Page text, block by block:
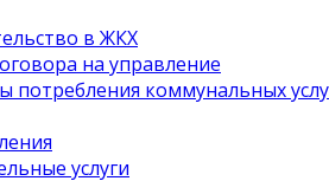
в ЖКХ
на управление
потребления коммунальных
услуги